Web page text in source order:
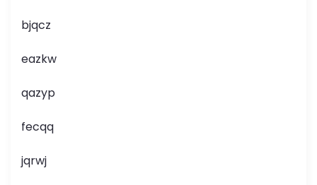
bjqcz
eazkw
qazyp
fecqq
jqrwj